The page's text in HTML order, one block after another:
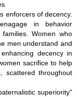
enforcers of decency.
in behavior
Women who
men understand and
decency in
sacrifice to help
scattered throughout
superiority"